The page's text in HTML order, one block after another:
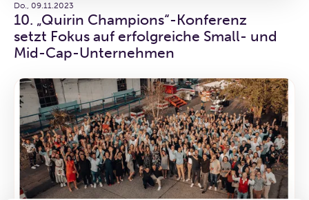
Do., 09.11.2023
10. „Quirin Champions“-Konferenz
setzt Fokus auf erfolgreiche Small- und
Mid-Cap-Unternehmen